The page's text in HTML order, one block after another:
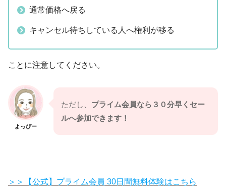
通常価格へ戻る
キャンセル待ちしている人へ権利が移る
ことに注意してください。
よっぴー
ただし、 プライム会員なら３０分早くセー
ルへ参加できます！
＞＞【公式】プライム会員 30日間無料体験はこちら